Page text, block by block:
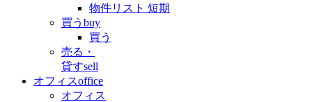
物件リスト 短期
買う buy
買う
売る・
貸すsell
オフィスoffice
オフィス